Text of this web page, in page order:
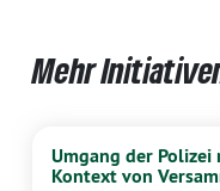
Mehr
Umgang der
Kontext von